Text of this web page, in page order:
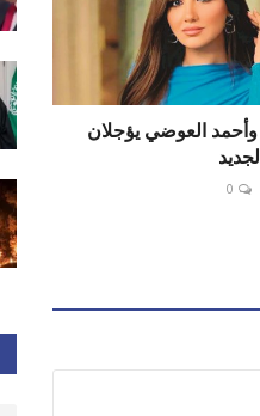
العوضي يؤجلان
0